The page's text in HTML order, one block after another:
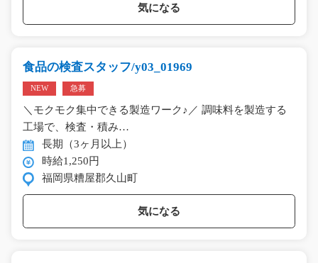
気になる
食品の検査スタッフ/y03_01969
NEW 急募
＼モクモク集中できる製造ワーク♪／ 調味料を製造する
工場で、検査・積み…
長期（3ヶ月以上）
時給1,250円
福岡県糟屋郡久山町
気になる